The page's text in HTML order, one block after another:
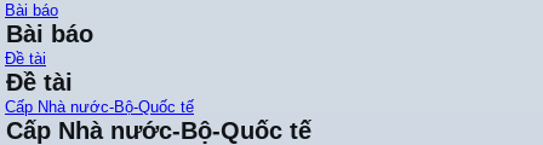
Bài báo
Bài báo
Đề tài
Đề tài
Cấp Nhà nước-Bộ-Quốc tế
Cấp Nhà nước-Bộ-Quốc tế